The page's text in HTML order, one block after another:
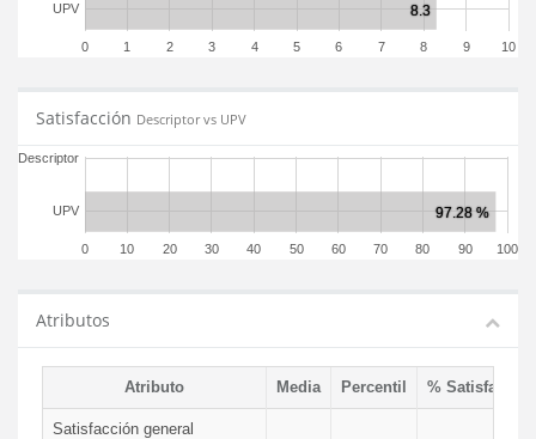
0 1 2 3 4 5 6 7 8 9 10
UPV
Satisfacción Descriptor vs UPV
0 10 20 30 40 50 60 70 80 90 100
UPV
Descriptor
Atributos
Atributo Media Percentil % Satisfacción
Satisfacción general